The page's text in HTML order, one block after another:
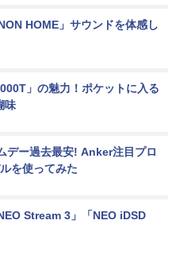
HOME」サウンドを体感し
」の魅力！ポケットに入る
味
デー過去最安! Anker注目プロ
を使ってみた
Stream 3」「NEO iDSD